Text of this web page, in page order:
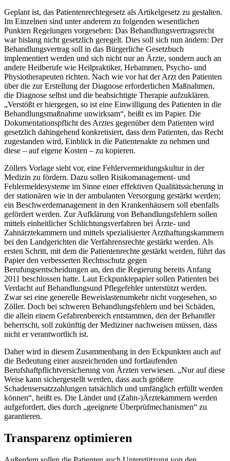
Geplant ist, das Patientenrechtegesetz als Artikelgesetz zu gestalten.
Im Einzelnen sind unter anderem zu folgenden wesentlichen
Punkten Regelungen vorgesehen: Das Behandlungsvertragsrecht
war bislang nicht gesetzlich geregelt. Dies soll sich nun ändern: Der
Behandlungsvertrag soll in das Bürgerliche Gesetzbuch
implementiert werden und sich nicht nur an Ärzte, sondern auch an
andere Heilberufe wie Heilpraktiker, Hebammen, Psycho- und
Physiotherapeuten richten. Nach wie vor hat der Arzt den Patienten
über die zur Erstellung der Diagnose erforderlichen Maßnahmen,
die Diagnose selbst und die beabsichtigte Therapie aufzuklären.
„Verstößt er hiergegen, so ist eine Einwilligung des Patienten in die
Behandlungsmaßnahme unwirksam“, heißt es im Papier. Die
Dokumentationspflicht des Arztes gegenüber dem Patienten wird
gesetzlich dahingehend konkretisiert, dass dem Patienten, das Recht
zugestanden wird, Einblick in die Patientenakte zu nehmen und
diese – auf eigene Kosten – zu kopieren.
Zöllers Vorlage sieht vor, eine Fehlervermeidungskultur in der
Medizin zu fördern. Dazu sollen Risikomanagement- und
Fehlermeldesysteme im Sinne einer effektiven Qualitätssicherung in
der stationären wie in der ambulanten Versorgung gestärkt werden;
ein Beschwerdemanagement in den Krankenhäusern soll ebenfalls
gefördert werden. Zur Aufklärung von Behandlungsfehlern sollen
mittels einheitlicher Schlichtungsverfahren bei Ärzte- und
Zahnärztekammern und mittels spezialisierter Arzthaftungskammern
bei den Landgerichten die Verfahrensrechte gestärkt werden. Als
ersten Schritt, mit dem die Patientenrechte gestärkt werden, führt das
Papier den verbesserten Rechtsschutz gegen
Berufungsentscheidungen an, den die Regierung bereits Anfang
2011 beschlossen hatte. Laut Eckpunktepapier sollen Patienten bei
Verdacht auf Behandlungsund Pflegefehler unterstützt werden.
Zwar sei eine generelle Beweislastenumkehr nicht vorgesehen, so
Zöller. Doch bei schweren Behandlungsfehlern und bei Schäden,
die allein einem Gefahrenbereich entstammen, den der Behandler
beherrscht, soll zukünftig der Mediziner nachweisen müssen, dass
nicht er verantwortlich ist.
Daher wird in diesem Zusammenhang in den Eckpunkten auch auf
die Bedeutung einer ausreichenden und fortlaufenden
Berufshaftpflichtversicherung von Ärzten verwiesen. „Nur auf diese
Weise kann sichergestellt werden, dass auch größere
Schadensersatzzahlungen tatsächlich und umfänglich erfüllt werden
können“, heißt es. Die Länder und (Zahn-)Ärztekammern werden
aufgefordert, dies durch „geeignete Überprüfmechanismen“ zu
garantieren.
Transparenz optimieren